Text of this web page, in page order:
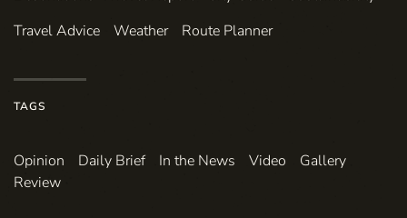
Travel Advice
Weather Route Planner
TAGS
Opinion Daily Brief In the News Video
Gallery
Review